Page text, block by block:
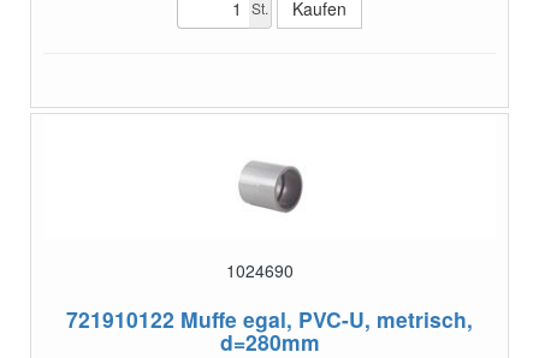
St.
1024690
721910122 Muffe egal, PVC-U, metrisch,
d=280mm